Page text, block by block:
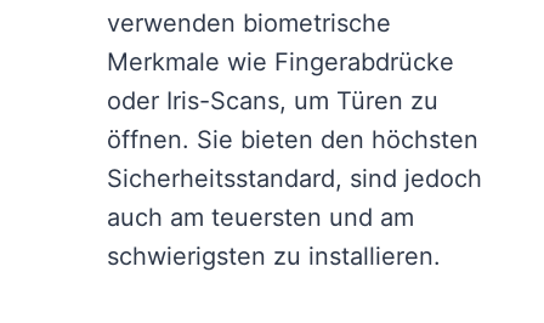
verwenden biometrische
Merkmale wie Fingerabdrücke
oder Iris-Scans, um Türen zu
öffnen. Sie bieten den höchsten
Sicherheitsstandard, sind jedoch
auch am teuersten und am
schwierigsten zu installieren.